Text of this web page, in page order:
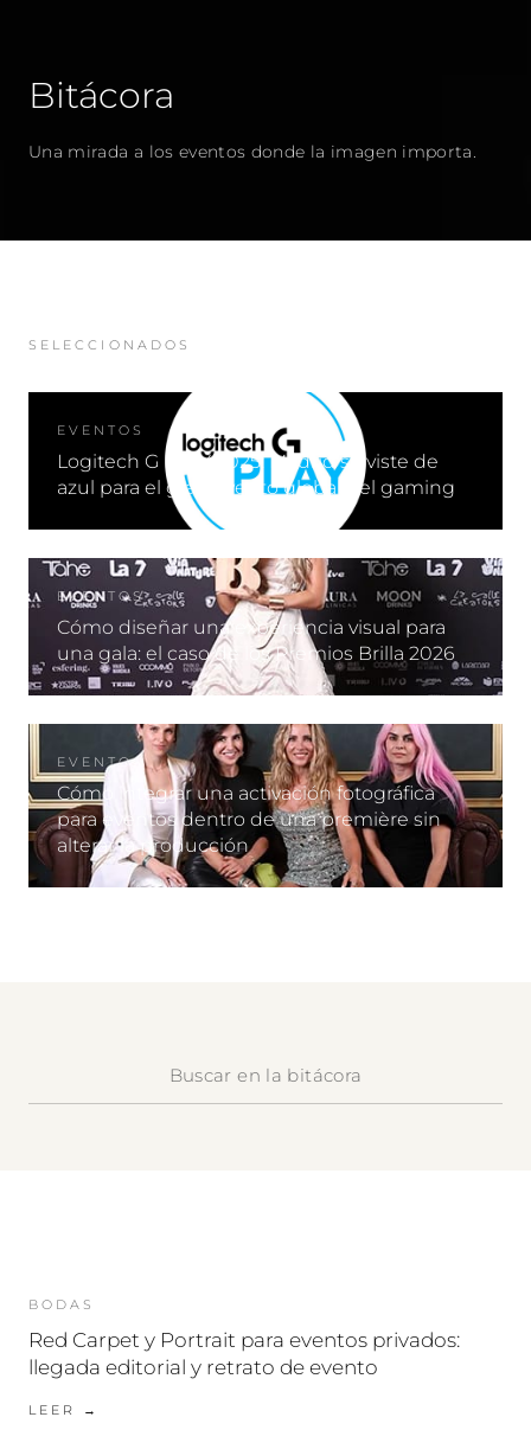
Bitácora
Una mirada a los eventos donde la imagen importa.
SELECCIONADOS
EVENTOS
Logitech G PLAY 2025: Madrid se viste de
azul para el gran evento global del gaming
EVENTOS
Cómo diseñar una experiencia visual para
una gala: el caso de los Premios Brilla 2026
EVENTOS
Cómo integrar una activación fotográfica
para eventos dentro de una première sin
alterar la producción
BODAS
Red Carpet y Portrait para eventos privados:
llegada editorial y retrato de evento
LEER →